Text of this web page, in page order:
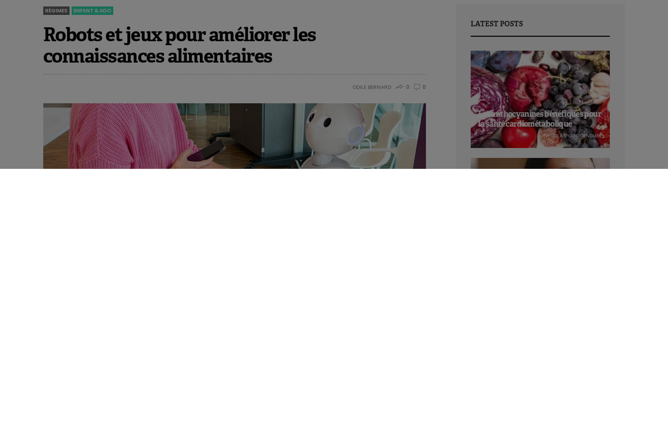
RÉGIMES ENFANT & ADO
Robots et jeux pour améliorer les
connaissances alimentaires
ODILE BERNARD 0 0
LATEST POSTS
Les anthocyanines bénéfiques pour
la santé cardiométabolique
NICOLAS GUGGENBÜHL